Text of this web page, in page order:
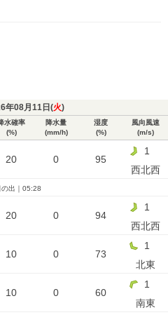
年08月11日(火)
水確率
(%)
降水量
(mm/h)
湿度
(%)
風向風速
(m/s)
20 0 95
1
西北西
の出｜05:28
20 0 94
1
西北西
10 0 73
1
北東
10 0 60
1
南東